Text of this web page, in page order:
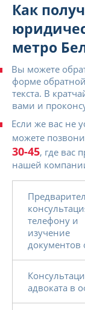
Как
метро
Вы можете
форме
текста. В
вами и
Если же вас не
можете
30-45, где вас
нашей
телефону и
изучение
документов
адвоката в